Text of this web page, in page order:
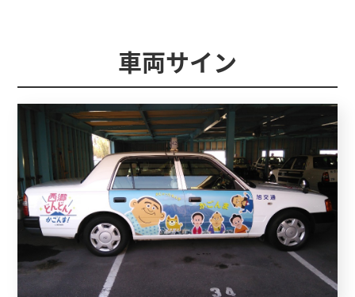
車両サイン